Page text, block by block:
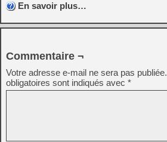
En savoir plus…
Commentaire ¬
Votre adresse e-mail ne sera pas publiée.
obligatoires sont indiqués avec *